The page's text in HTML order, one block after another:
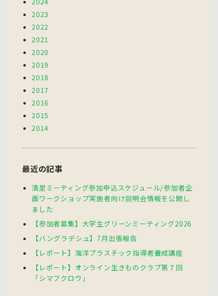
2023
2022
2021
2020
2019
2018
2017
2016
2015
2014
最近の記事
清里ミーティング参加申込スケジュール/参加者企
画ワークショップ実施者向け説明会情報を公開し
ました
【参加者募集】大学生グリーンミーティング2026
【バングラデシュ】7月出張報告
【レポート】海洋プラスチック指導者養成講座
【レポート】オンライン生きものクラブ第７回
「シマフクロウ」